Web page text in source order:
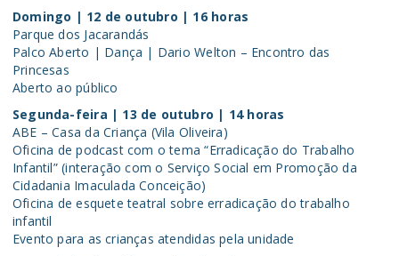
Domingo | 12 de outubro | 16 horas
Parque dos Jacarandás
Palco Aberto | Dança | Dario Welton – Encontro das
Princesas
Aberto ao público
Segunda-feira | 13 de outubro | 14 horas
ABE – Casa da Criança (Vila Oliveira)
Oficina de podcast com o tema “Erradicação do Trabalho
Infantil” (interação com o Serviço Social em Promoção da
Cidadania Imaculada Conceição)
Oficina de esquete teatral sobre erradicação do trabalho
infantil
Evento para as crianças atendidas pela unidade